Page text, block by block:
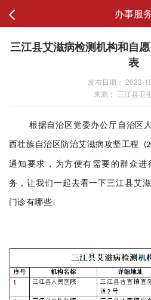
办事服
三江县艾滋病检测机构和自
表
发布日期： 2023-
来源： 三江县卫
根据自治区党委办公厅自治区
西壮族自治区防治艾滋病攻坚工程
通知要求，为方便有需要的群众进
务 ， 让我们一起去看一下三江县艾
门诊有哪些↓